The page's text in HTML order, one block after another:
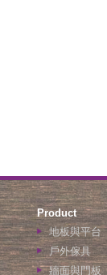
Product
地板與平台
戶外傢具
牆面與門板